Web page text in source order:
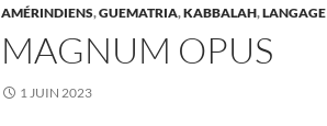
AMÉRINDIENS,GUEMATRIA,KABBALAH,LANGAGE
MAGNUM OPUS
1 JUIN 2023